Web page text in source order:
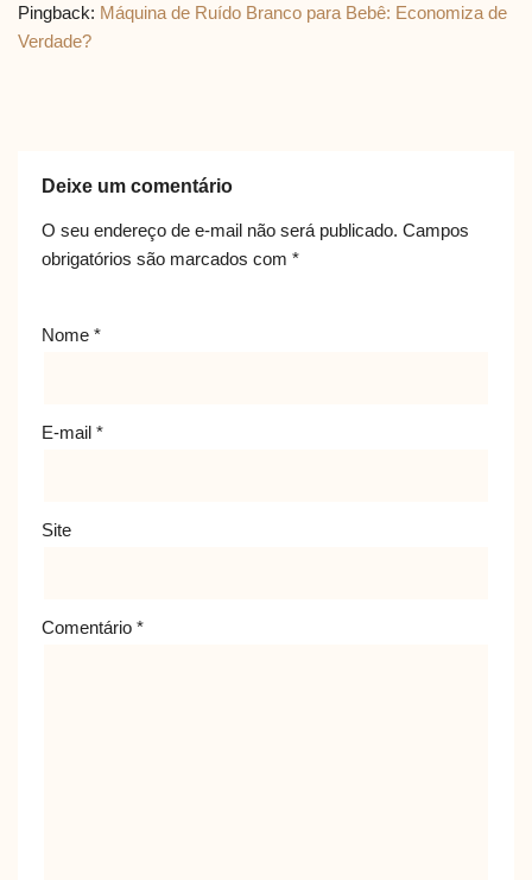
Pingback: Máquina de Ruído Branco para Bebê: Economiza de
Verdade?
Deixe um comentário
O seu endereço de e-mail não será publicado. Campos
obrigatórios são marcados com *
Nome *
E-mail *
Site
Comentário *